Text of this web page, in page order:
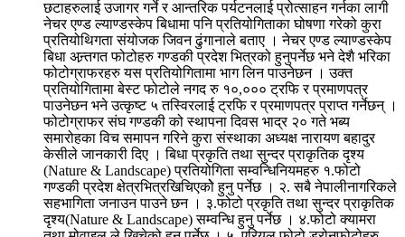
छटाहरुलाई उजागर गर्ने र आन्तरिक पर्यटनलाई प्रोत्साहन गर्नका लागी
नेचर एण्ड ल्याण्डस्केप बिधामा पनि प्रतियोगिताका घोषणा गरेको कुरा
प्रतियोथिगता संयोजक जिवन ढुंगानाले बताए । नेचर एण्ड ल्याण्डस्केप
बिधा अन्र्तगत फोटोहरु गण्डकी प्रदेश भित्रको हुनुपर्नेछ भने देशै भरिका
फोटोग्राफरहरु यस प्रतियोगितामा भाग लिन पाउनेछन । उक्त
प्रतियोगितामा बेस्ट फोटोले नगद रु १०,००० ट्रफि र प्रमाणपत्र
पाउनेछन भने उत्कृष्ट ५ तस्विरलाई ट्रफि र प्रमाणपत्र प्राप्त गर्नेछन् ।
फोटोग्राफर संघ गण्डकी को स्थापना दिवस भाद्र २० गते भब्य
समारोहका विच समापन गरिने कुरा संस्थाका अध्यक्ष नारायण बहादुर
केसीले जानकारी दिए । बिधा प्रकृति तथा सुन्दर प्राकृतिक दृश्य
(Nature & Landscape) प्रतियोगिता सम्वन्धिनियमहरु १.फोटो
गण्डकी प्रदेश क्षेत्रभित्रखिचिएकोे हुनु पर्नेछ । २. सबै नेपालीनागरिकले
सहभागिता जनाउन पाउने छन । ३.फोटो प्रकृति तथा सुन्दर प्राकृतिक
दृश्य(Nature & Landscape) सम्वन्धि हुनु पर्नेछ । ४.फोटो क्यामरा